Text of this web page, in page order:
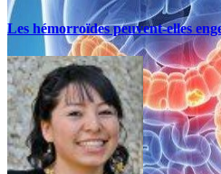
Les hémorroïdes peuvent-elles